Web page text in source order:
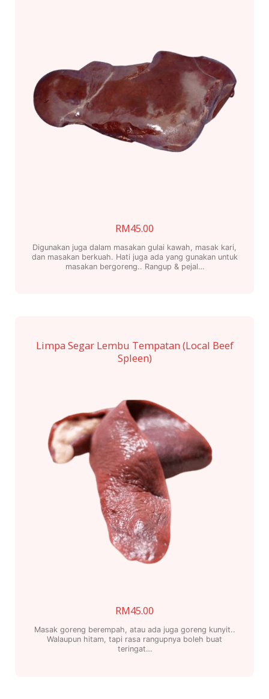
RM45.00
Digunakan juga dalam masakan gulai kawah, masak kari,
dan masakan berkuah. Hati juga ada yang gunakan untuk
masakan bergoreng.. Rangup & pejal…
Limpa Segar Lembu Tempatan (Local Beef
Spleen)
RM45.00
Masak goreng berempah, atau ada juga goreng kunyit..
Walaupun hitam, tapi rasa rangupnya boleh buat
teringat…